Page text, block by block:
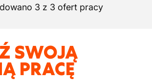
3 z 3 ofert pracy
SWOJĄ
PRACĘ